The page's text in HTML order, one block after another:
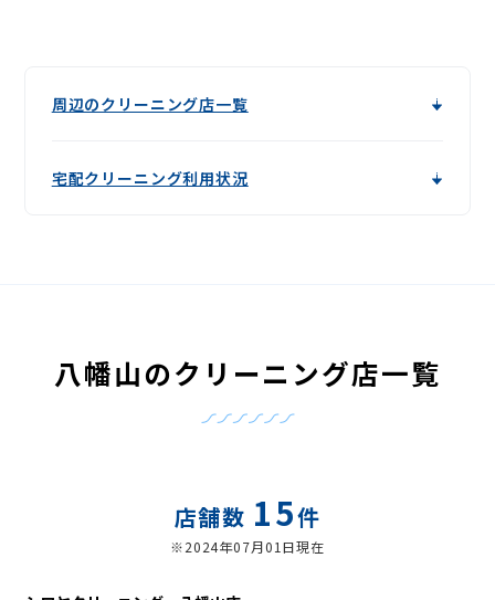
周辺のクリーニング店一覧
宅配クリーニング利用状況
八幡山のクリーニング店一覧
店舗数 15件
※2024年07月01日現在